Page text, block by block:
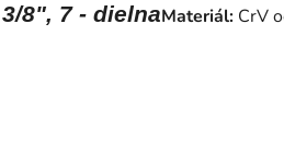
8", 7 - dielnaMateriál: CrV